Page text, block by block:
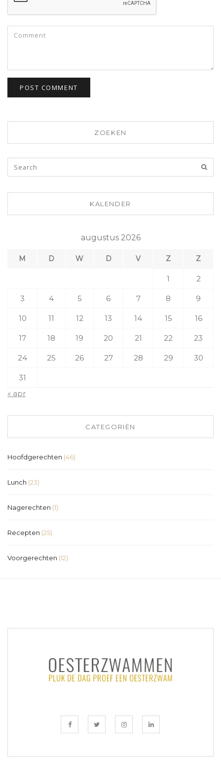
ZOEKEN
KALENDER
augustus 2026
M D W D V Z Z
1 2
3 4 5 6 7 8 9
10 11 12 13 14 15 16
17 18 19 20 21 22 23
24 25 26 27 28 29 30
31
« apr
CATEGORIËN
Hoofdgerechten (46)
Lunch (23)
Nagerechten (1)
Recepten (25)
Voorgerechten (12)